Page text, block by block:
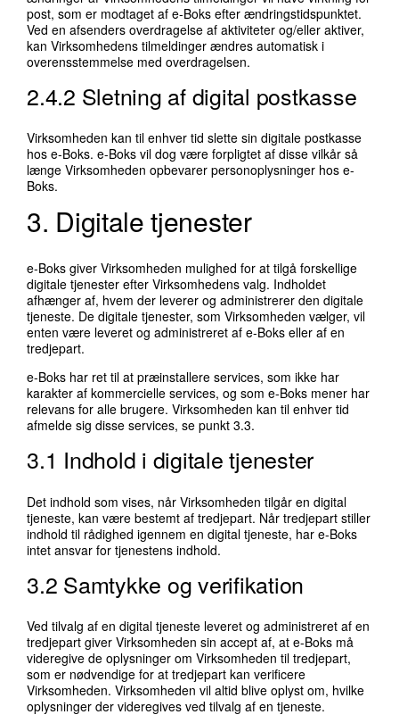
post, som er modtaget af e-Boks efter ændringstidspunktet.
Ved en afsenders overdragelse af aktiviteter og/eller aktiver,
kan Virksomhedens tilmeldinger ændres automatisk i
overensstemmelse med overdragelsen.
2.4.2 Sletning af digital postkasse
Virksomheden kan til enhver tid slette sin digitale postkasse
hos e-Boks. e-Boks vil dog være forpligtet af disse vilkår så
længe Virksomheden opbevarer personoplysninger hos e-
Boks.
3. Digitale tjenester
e-Boks giver Virksomheden mulighed for at tilgå forskellige
digitale tjenester efter Virksomhedens valg. Indholdet
afhænger af, hvem der leverer og administrerer den digitale
tjeneste. De digitale tjenester, som Virksomheden vælger, vil
enten være leveret og administreret af e-Boks eller af en
tredjepart.
e-Boks har ret til at præinstallere services, som ikke har
karakter af kommercielle services, og som e-Boks mener har
relevans for alle brugere. Virksomheden kan til enhver tid
afmelde sig disse services, se punkt 3.3.
3.1 Indhold i digitale tjenester
Det indhold som vises, når Virksomheden tilgår en digital
tjeneste, kan være bestemt af tredjepart. Når tredjepart stiller
indhold til rådighed igennem en digital tjeneste, har e-Boks
intet ansvar for tjenestens indhold.
3.2 Samtykke og verifikation
Ved tilvalg af en digital tjeneste leveret og administreret af en
tredjepart giver Virksomheden sin accept af, at e-Boks må
videregive de oplysninger om Virksomheden til tredjepart,
som er nødvendige for at tredjepart kan verificere
Virksomheden. Virksomheden vil altid blive oplyst om, hvilke
oplysninger der videregives ved tilvalg af en tjeneste.